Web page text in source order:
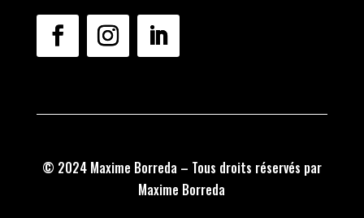
© 2024 Maxime Borreda – Tous droits réservés par
Maxime Borreda